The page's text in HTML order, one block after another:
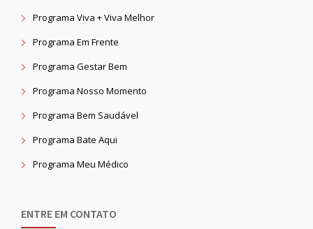
Programa Viva + Viva Melhor
Programa Em Frente
Programa Gestar Bem
Programa Nosso Momento
Programa Bem Saudável
Programa Bate Aqui
Programa Meu Médico
ENTRE EM CONTATO